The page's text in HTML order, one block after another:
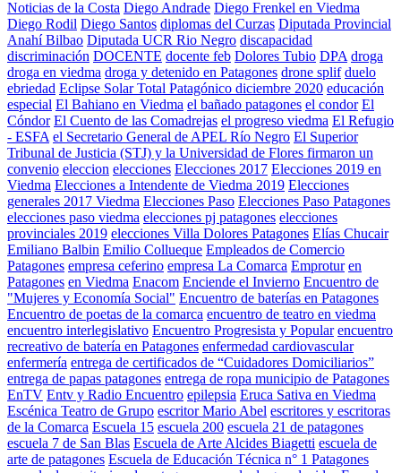
Noticias de la Costa Diego Andrade Diego Frenkel en Viedma
Diego Rodil Diego Santos diplomas del Curzas Diputada Provincial
Anahí Bilbao Diputada UCR Rio Negro discapacidad
discriminación DOCENTE docente feb Dolores Tubio DPA droga
droga en viedma droga y detenido en Patagones drone splif duelo
ebriedad Eclipse Solar Total Patagónico diciembre 2020 educación
especial El Bahiano en Viedma el bañado patagones el condor El
Cóndor El Cuento de las Comadrejas el progreso viedma El Refugio
- ESFA el Secretario General de APEL Río Negro El Superior
Tribunal de Justicia (STJ) y la Universidad de Flores firmaron un
convenio eleccion elecciones Elecciones 2017 Elecciones 2019 en
Viedma Elecciones a Intendente de Viedma 2019 Elecciones
generales 2017 Viedma Elecciones Paso Elecciones Paso Patagones
elecciones paso viedma elecciones pj patagones elecciones
provinciales 2019 elecciones Villa Dolores Patagones Elías Chucair
Emiliano Balbin Emilio Collueque Empleados de Comercio
Patagones empresa ceferino empresa La Comarca Emprotur en
Patagones en Viedma Enacom Enciende el Invierno Encuentro de
"Mujeres y Economía Social" Encuentro de baterías en Patagones
Encuentro de poetas de la comarca encuentro de teatro en viedma
encuentro interlegislativo Encuentro Progresista y Popular encuentro
recreativo de batería en Patagones enfermedad cardiovascular
enfermería entrega de certificados de “Cuidadores Domiciliarios”
entrega de papas patagones entrega de ropa municipio de Patagones
EnTV Entv y Radio Encuentro epilepsia Eruca Sativa en Viedma
Escénica Teatro de Grupo escritor Mario Abel escritores y escritoras
de la Comarca Escuela 15 escuela 200 escuela 21 de patagones
escuela 7 de San Blas Escuela de Arte Alcides Biagetti escuela de
arte de patagones Escuela de Educación Técnica n° 1 Patagones